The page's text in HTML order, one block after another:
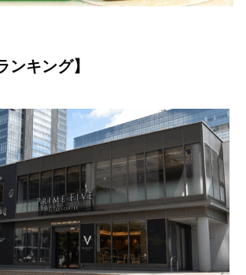
ンキング】